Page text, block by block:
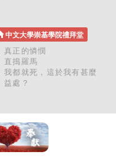
中文大學崇基學院禮拜堂
真正的憐憫
直搗羅馬
我都就死，這於我有甚麼
益處？